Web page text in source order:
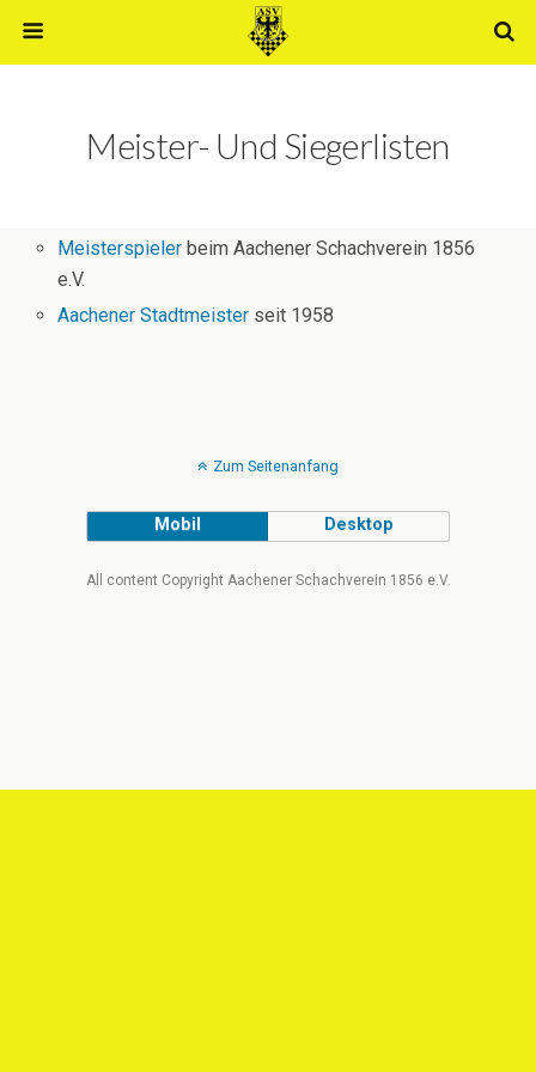
Meister- Und Siegerlisten
Meisterspieler beim Aachener Schachverein 1856
e.V.
Aachener Stadtmeister seit 1958
Zum Seitenanfang
Mobil Desktop
All content Copyright Aachener Schachverein 1856 e.V.